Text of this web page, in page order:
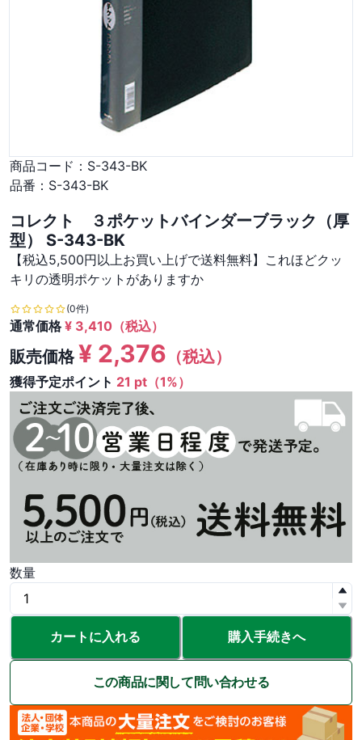
商品コード： S-343-BK
品番： S-343-BK
コレクト ３ポケットバインダーブラック（厚
型） S-343-BK
【税込5,500円以上お買い上げで送料無料】これほどクッ
キリの透明ポケットがありますか
(0件)
通常価格¥ 3,410 （税込）
販売価格¥ 2,376 （税込）
獲得予定ポイント 21 pt（1%）
数量
カートに入れる 購入手続きへ
この商品に関して問い合わせる